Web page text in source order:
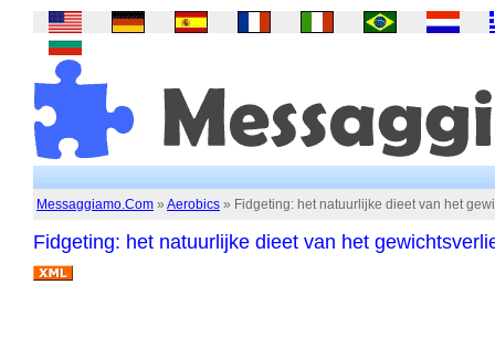
Messaggiamo.Com » Aerobics » Fidgeting: het natuurlijke dieet van het
Fidgeting: het natuurlijke dieet van het